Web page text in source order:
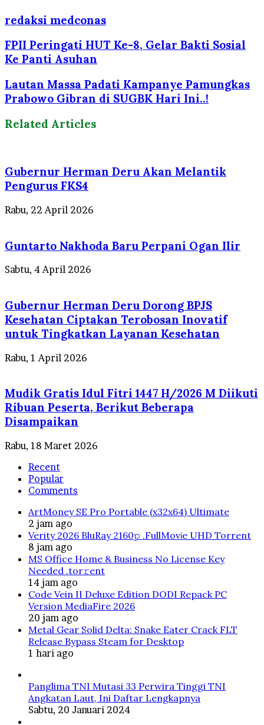
redaksi medconas
FPII Peringati HUT Ke-8, Gelar Bakti Sosial
Ke Panti Asuhan
Lautan Massa Padati Kampanye Pamungkas
Prabowo Gibran di SUGBK Hari Ini..!
Related Articles
Gubernur Herman Deru Akan Melantik
Pengurus FKS4
Rabu, 22 April 2026
Guntarto Nakhoda Baru Perpani Ogan Ilir
Sabtu, 4 April 2026
Gubernur Herman Deru Dorong BPJS
Kesehatan Ciptakan Terobosan Inovatif
untuk Tingkatkan Layanan Kesehatan
Rabu, 1 April 2026
Mudik Gratis Idul Fitri 1447 H/2026 M Diikuti
Ribuan Peserta, Berikut Beberapa
Disampaikan
Rabu, 18 Maret 2026
Recent
Popular
Comments
ArtMoney SE Pro Portable (x32x64) Ultimate
2 jam ago
Verity 2026 BluRay 2160𝚙 .FullMov𝗂e UHD Torrent
8 jam ago
MS Office Home & Business No License Key
Needed .tоr𝚛еnt
14 jam ago
Code Vein II Deluxe Edition DODI Repack PC
Version MediaFire 2026
20 jam ago
Metal Gear Solid Delta: Snake Eater Crack FLT
Release Bypass Steam for Desktop
1 hari ago
Panglima TNI Mutasi 33 Perwira Tinggi TNI
Angkatan Laut, Ini Daftar Lengkapnya
Sabtu, 20 Januari 2024